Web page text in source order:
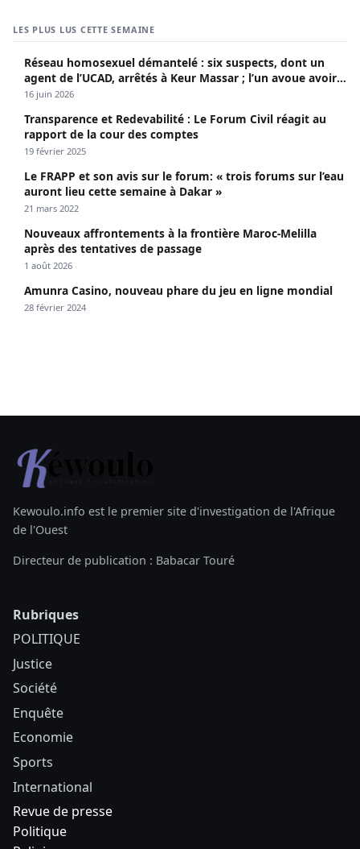
LES PLUS LUS CETTE SEMAINE
Réseau homosexuel démantelé : six suspects, dont un
agent de l’UCAD, arrêtés à Keur Massar ; l’un avoue avoir
propagé le VIH depuis 2018
16 juin 2026
Transparence et Redevabilité : Le Forum Civil réagit au
rapport de la cour des comptes
19 février 2025
Le FRAPP et son avis sur le forum: « trois forums sur l’eau
auront lieu cette semaine à Dakar »
21 mars 2022
Nouveaux affrontements à la frontière Maroc-Melilla
après des tentatives de passage
1 août 2026
Amunra Casino, nouveau phare du jeu en ligne mondial
28 février 2024
Kewoulo.info est le premier site d'investigation de l'Afrique
de l'Ouest
Directeur de publication : Babacar Touré
Rubriques
POLITIQUE
Justice
Société
Enquête
Economie
Sports
International
Revue de presse
Politique